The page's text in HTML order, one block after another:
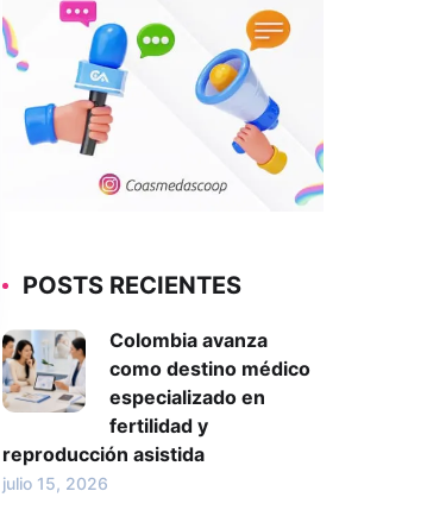
POSTS RECIENTES
Colombia avanza
como destino médico
especializado en
fertilidad y
reproducción asistida
julio 15, 2026